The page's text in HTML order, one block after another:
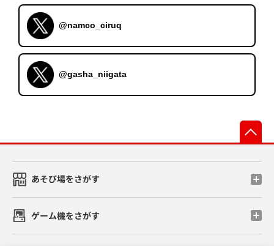
@namco_ciruq
@gasha_niigata
あそび場をさがす
ゲーム機をさがす